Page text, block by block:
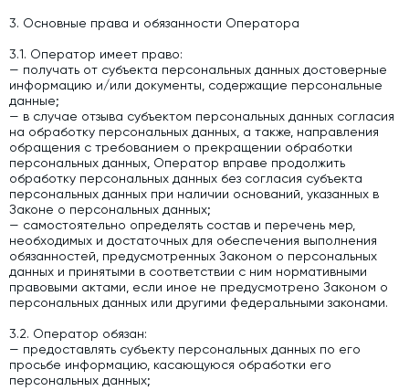
3. Основные права и обязанности Оператора
3.1. Оператор имеет право:
— получать от субъекта персональных данных достоверные
информацию и/или документы, содержащие персональные
данные;
— в случае отзыва субъектом персональных данных согласия
на обработку персональных данных, а также, направления
обращения с требованием о прекращении обработки
персональных данных, Оператор вправе продолжить
обработку персональных данных без согласия субъекта
персональных данных при наличии оснований, указанных в
Законе о персональных данных;
— самостоятельно определять состав и перечень мер,
необходимых и достаточных для обеспечения выполнения
обязанностей, предусмотренных Законом о персональных
данных и принятыми в соответствии с ним нормативными
правовыми актами, если иное не предусмотрено Законом о
персональных данных или другими федеральными законами.
3.2. Оператор обязан:
— предоставлять субъекту персональных данных по его
просьбе информацию, касающуюся обработки его
персональных данных;